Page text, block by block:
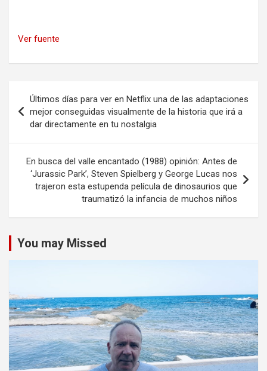
Ver fuente
Navegación
de
entradas
Últimos días para ver en Netflix una de las adaptaciones
mejor conseguidas visualmente de la historia que irá a
dar directamente en tu nostalgia
En busca del valle encantado (1988) opinión: Antes de
‘Jurassic Park’, Steven Spielberg y George Lucas nos
trajeron esta estupenda película de dinosaurios que
traumatizó la infancia de muchos niños
You may Missed